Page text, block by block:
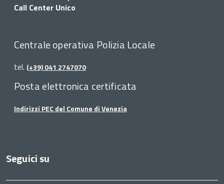
Call Center Unico
Centrale operativa Polizia Locale
tel. (+39) 041 2747070
Posta elettronica certificata
Indirizzi PEC del Comune di Venezia
Seguici su